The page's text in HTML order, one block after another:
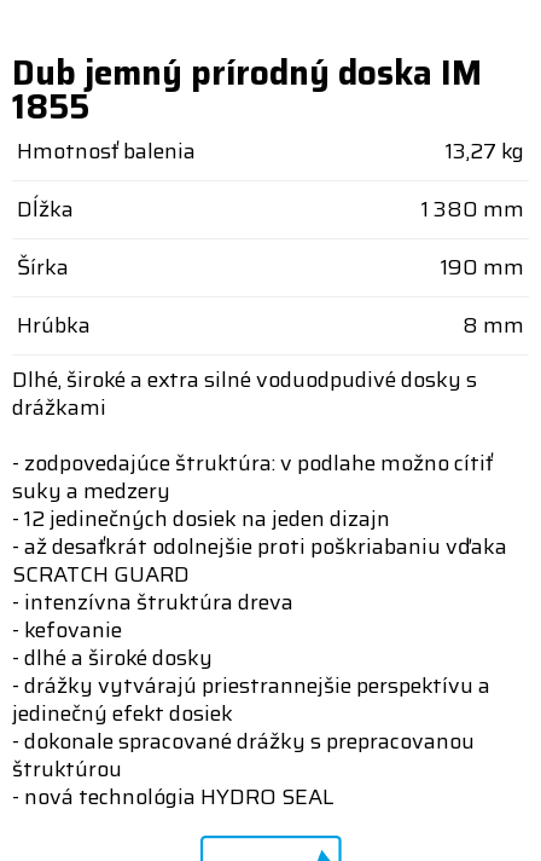
Dub jemný prírodný doska IM
1855
Hmotnosť balenia
13,27 kg
Dĺžka
1 380 mm
Šírka
190 mm
Hrúbka
8 mm
Dlhé, široké a extra silné voduodpudivé dosky s
drážkami
- zodpovedajúce štruktúra: v podlahe možno cítiť
suky a medzery
- 12 jedinečných dosiek na jeden dizajn
- až desaťkrát odolnejšie proti poškriabaniu vďaka
SCRATCH GUARD
- intenzívna štruktúra dreva
- kefovanie
- dlhé a široké dosky
- drážky vytvárajú priestrannejšie perspektívu a
jedinečný efekt dosiek
- dokonale spracované drážky s prepracovanou
štruktúrou
- nová technológia HYDRO SEAL